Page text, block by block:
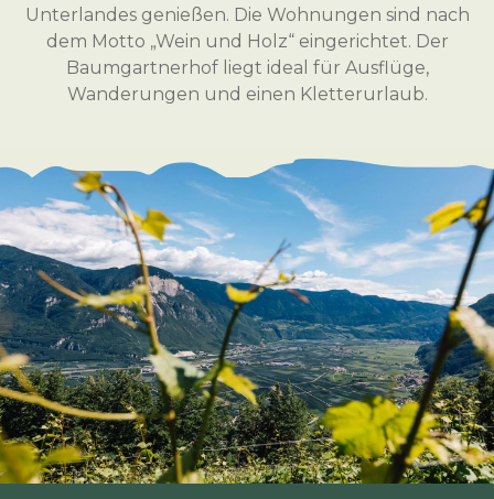
Unterlandes genießen. Die Wohnungen sind nach
dem Motto „Wein und Holz“ eingerichtet. Der
Baumgartnerhof liegt ideal für Ausflüge,
Wanderungen und einen Kletterurlaub.